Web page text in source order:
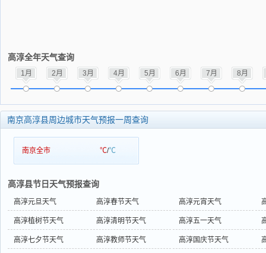
高淳全年天气查询
1月 2月 3月 4月 5月 6月 7月 8月
南京高淳县周边城市天气预报一周查询
南京全市 ℃/℃
高淳县节日天气预报查询
高淳元旦天气 高淳春节天气 高淳元宵天气
高淳植树节天气 高淳清明节天气 高淳五一天气
高淳七夕节天气 高淳教师节天气 高淳国庆节天气